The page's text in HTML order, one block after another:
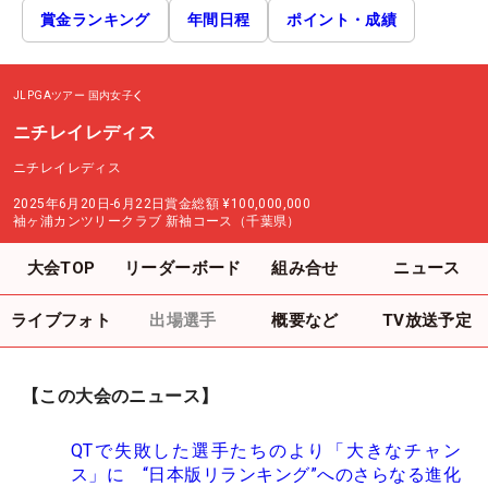
賞金ランキング 年間日程 ポイント・成績
JLPGAツアー 国内女子
ニチレイレディス
ニチレイレディス
2025年6月20日-6月22日賞金総額 ¥100,000,000
袖ヶ浦カンツリークラブ 新袖コース（千葉県）
大会TOP リーダーボード 組み合せ ニュース
ライブフォト 出場選手 概要など TV放送予定
【この大会のニュース】
QTで失敗した選手たちのより「大きなチャン
ス」に “日本版リランキング”へのさらなる進化